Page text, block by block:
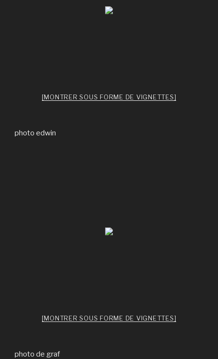
[MONTRER SOUS FORME DE VIGNETTES]
photo edwin
[MONTRER SOUS FORME DE VIGNETTES]
photo de graf